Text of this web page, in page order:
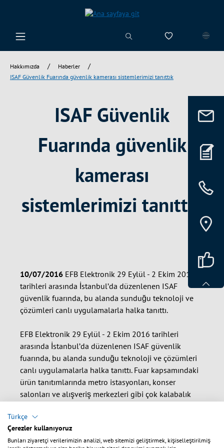
0 istek listesi
Hakkımızda / Haberler /
ISAF Güvenlik Fuarında güvenlik kamerası sistemlerimizi tanıttık
ISAF Güvenlik
Fuarında güvenlik
kamerası
sistemlerimizi tanıttık
10/07/2016 EFB Elektronik 29 Eylül - 2 Ekim 2016
tarihleri arasında İstanbul’da düzenlenen ISAF
güvenlik fuarında, bu alanda sunduğu teknoloji ve
çözümleri canlı uygulamalarla halka tanıttı.
EFB Elektronik 29 Eylül - 2 Ekim 2016 tarihleri
arasında İstanbul’da düzenlenen ISAF güvenlik
fuarında, bu alanda sunduğu teknoloji ve çözümleri
canlı uygulamalarla halka tanıttı. Fuar kapsamındaki
ürün tanıtımlarında metro istasyonları, konser
salonları ve alışveriş merkezleri gibi çok kalabalık
sağlayan yüz tanıma yazılımlarına, patlamalara
dayanıklı Siqura kameralara ve güvenlik kamerası
sistemlerini kolayca optik fiber bağlantılarla
Türkçe
Çerezler kullanıyoruz
Bunları ziyaretçi verilerimizin analizi, web sitemizi geliştirmek, kişiselleştirilmiş